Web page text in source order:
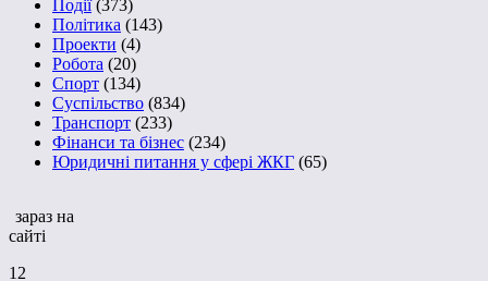
Події(373)
Політика (143)
Проекти (4)
Робота (20)
Спорт (134)
Суспільство (834)
Транспорт (233)
Фінанси та бізнес (234)
Юридичні питання у сфері ЖКГ (65)
зараз на
сайті
12